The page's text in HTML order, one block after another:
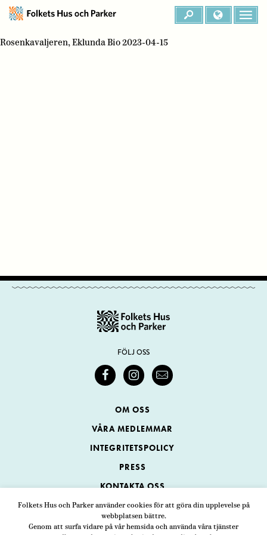
Folkets Hus och Parker använder cookies för att göra din upplevelse på
webbplatsen bättre.
Genom att surfa vidare på vår hemsida och använda våra tjänster
Rosenkavaljeren, Eklunda Bio 2023-04-15
FÖLJ OSS
OM OSS
VÅRA MEDLEMMAR
INTEGRITETSPOLICY
PRESS
KONTAKTA OSS
Folkets Hus och Parker